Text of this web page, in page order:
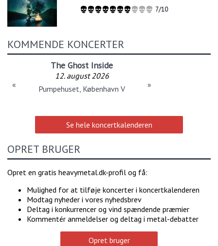
7/10
KOMMENDE KONCERTER
The Ghost Inside
12. august 2026
Pumpehuset, København V
« »
Se hele koncertkalenderen
OPRET BRUGER
Opret en gratis heavymetal.dk-profil og få:
Mulighed for at tilføje koncerter i koncertkalenderen
Modtag nyheder i vores nyhedsbrev
Deltag i konkurrencer og vind spændende præmier
Kommentér anmeldelser og deltag i metal-debatter
Opret bruger